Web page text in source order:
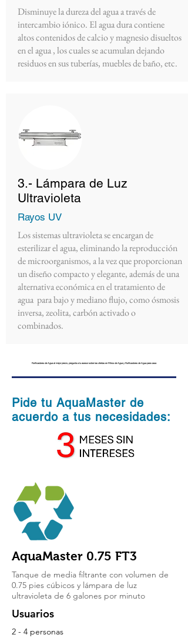
Disminuye la dureza del agua a través de
intercambio iónico. El agua dura contiene
altos contenidos de calcio y magnesio disueltos
en el agua , los cuales se acumulan dejando
residuos en sus tuberías, muebles de baño, etc.
3.- Lámpara de Luz
Ultravioleta
Rayos UV
Los sistemas ultravioleta se encargan de
esterilizar el agua, eliminando la reproducción
de microorganismos, a la vez que proporcionan
un diseño compacto y elegante, además de una
alternativa económica en el tratamiento de
agua para bajo y mediano flujo, como ósmosis
inversa, zeolita, carbón activado o
combinados.
Purificadores de Agua al mejor precio, pregunta a tu asesor sobre las ofertas en Filtros de Agua y Purificadores de Agua para casa
Pide tu AquaMaster de
acuerdo a tus necesidades:
AquaMaster 0.75 FT3
Tanque de media filtrante con volumen de
0.75 pies cúbicos y lámpara de luz
ultravioleta de 6 galones por minuto
Usuarios
2 - 4 personas